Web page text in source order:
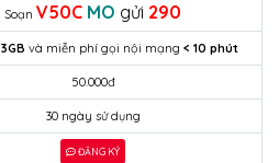
Soạn V50C MO gửi 290
3GB và miễn phí gọi nội mạng < 10 phút
50.000đ
30 ngày sử dụng
ĐĂNG KÝ